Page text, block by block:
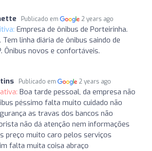
Publicado em 2 years ago
Empresa de ônibus de Porteirinha.
linha diária de ônibus saindo de
Ônibus novos e confortáveis.
Publicado em 2 years ago
Boa tarde pessoal, da empresa não
péssimo falta muito cuidado não
as travas dos bancos não
não dá atenção nem informações
preço muito caro pelos serviços
falta muita coisa abraço